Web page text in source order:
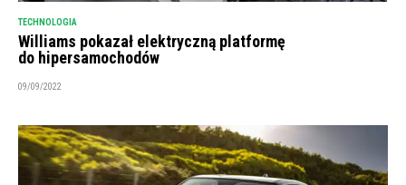
TECHNOLOGIA
Williams pokazał elektryczną platformę
do hipersamochodów
09/09/2022